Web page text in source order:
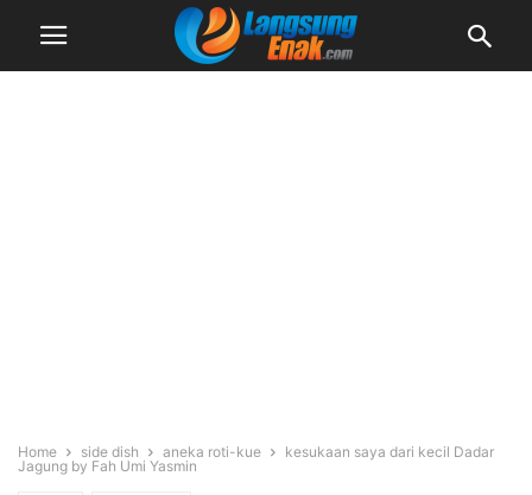
Home side dish aneka roti-kue
kesukaan saya dari kecil Dadar
Jagung by Fah Umi Yasmin